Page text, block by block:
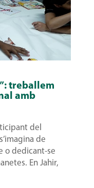
treballem
amb
del
de
o dedicant-se
En Jahir,